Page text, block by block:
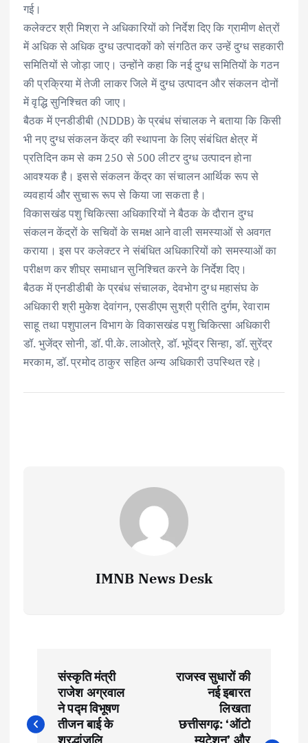
गई।
कलेक्टर श्री मिश्रा ने अधिकारियों को निर्देश दिए कि ग्रामीण क्षेत्रों
में अधिक से अधिक दुग्ध उत्पादकों को संगठित कर उन्हें दुग्ध सहकारी
समितियों से जोड़ा जाए। उन्होंने कहा कि नई दुग्ध समितियों के गठन
की प्रक्रिया में तेजी लाकर जिले में दुग्ध उत्पादन और संकलन दोनों
में वृद्धि सुनिश्चित की जाए।
बैठक में एनडीडीबी (NDDB) के प्रबंध संचालक ने बताया कि किसी
भी नए दुग्ध संकलन केंद्र की स्थापना के लिए संबंधित क्षेत्र में
प्रतिदिन कम से कम 250 से 500 लीटर दुग्ध उत्पादन होना
आवश्यक है। इससे संकलन केंद्र का संचालन आर्थिक रूप से
व्यवहार्य और सुचारू रूप से किया जा सकता है।
विकासखंड पशु चिकित्सा अधिकारियों ने बैठक के दौरान दुग्ध
संकलन केंद्रों के सचिवों के समक्ष आने वाली समस्याओं से अवगत
कराया। इस पर कलेक्टर ने संबंधित अधिकारियों को समस्याओं का
परीक्षण कर शीघ्र समाधान सुनिश्चित करने के निर्देश दिए।
बैठक में एनडीडीबी के प्रबंध संचालक, देवभोग दुग्ध महासंघ के
अधिकारी श्री मुकेश देवांगन, एसडीएम सुश्री प्रीति दुर्गम, रेवाराम
साहू तथा पशुपालन विभाग के विकासखंड पशु चिकित्सा अधिकारी
डॉ. भुजेंद्र सोनी, डॉ. पी.के. लाओत्रे, डॉ. भूपेंद्र सिन्हा, डॉ. सुरेंद्र
मरकाम, डॉ. प्रमोद ठाकुर सहित अन्य अधिकारी उपस्थित रहे।
IMNB News Desk
s
संस्कृति मंत्री
राजेश अग्रवाल
ने पद्म विभूषण
तीजन बाई के
श्रद्धांजलि
​राजस्व सुधारों की
नई इबारत
लिखता
छत्तीसगढ़: ‘ऑटो
म्यूटेशन’ और